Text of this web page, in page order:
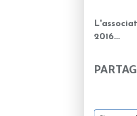
2016...